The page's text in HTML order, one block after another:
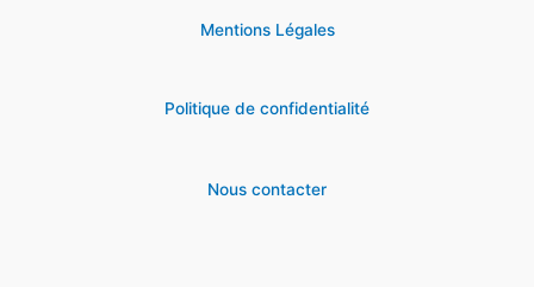
Mentions Légales
Politique de confidentialité
Nous contacter